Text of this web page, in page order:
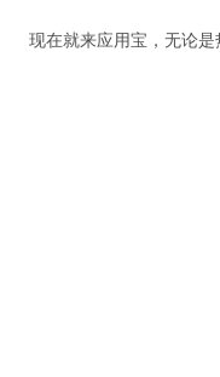
现在就来应用宝，无论是